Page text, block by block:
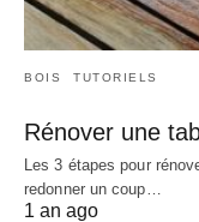
BOIS TUTORIELS
Rénover une
Les 3 étapes pour
redonner un coup…
1 an ago